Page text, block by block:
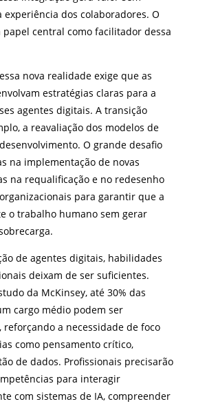
experiência dos colaboradores. O
papel central como facilitador dessa
nova realidade exige que as
estratégias claras para a
agentes digitais. A transição
a reavaliação dos modelos de
O grande desafio
na implementação de novas
na requalificação e no redesenho
para garantir que a
o trabalho humano sem gerar
de agentes digitais, habilidades
deixam de ser suficientes.
da McKinsey, até 30% das
cargo médio podem ser
reforçando a necessidade de foco
como pensamento crítico,
de dados. Profissionais precisarão
para interagir
com sistemas de IA, compreender